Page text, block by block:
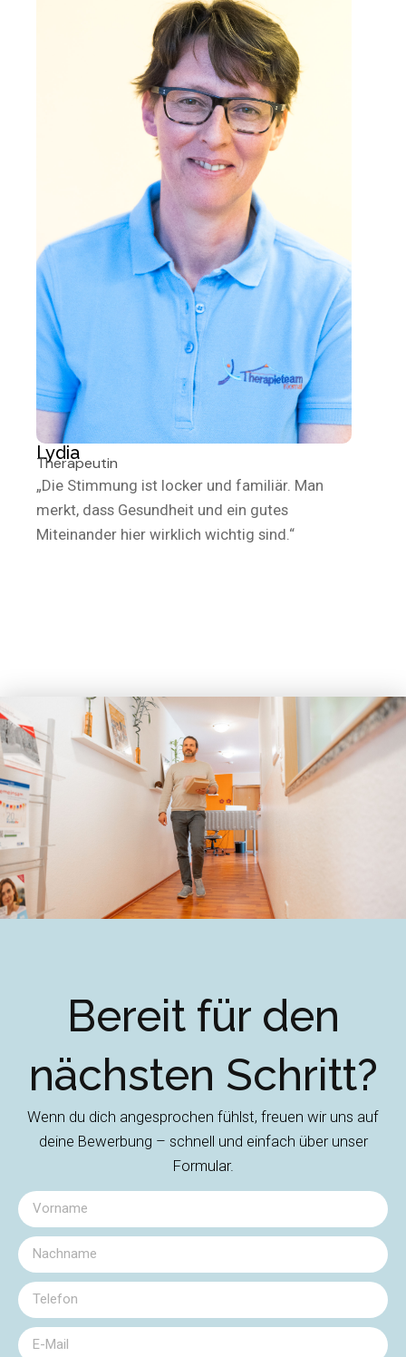
Lydia
Therapeutin
„Die Stimmung ist locker und familiär. Man
merkt, dass Gesundheit und ein gutes
Miteinander hier wirklich wichtig sind.“
Bereit für den
nächsten Schritt?
Wenn du dich angesprochen fühlst, freuen wir uns auf
deine Bewerbung – schnell und einfach über unser
Formular.